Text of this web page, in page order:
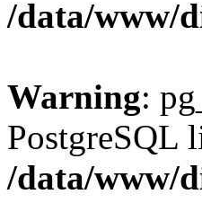
/data/www/
Warning:
PostgreSQL
/data/www/